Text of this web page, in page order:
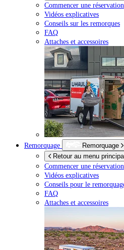
Commencer une réservation
Vidéos explicatives
Conseils sur les remorques
FAQ
Attaches et accessoires
Remorquage
Remorquage
Retour au menu principal
Commencer une réservation
Vidéos explicatives
Conseils pour le
FAQ
Attaches et accessoires